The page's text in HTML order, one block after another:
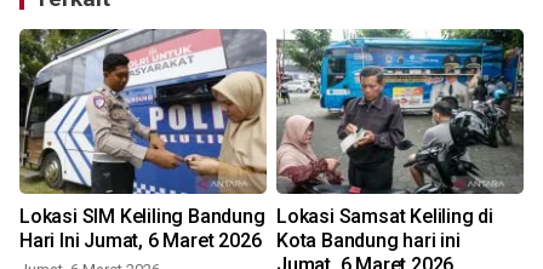
Lokasi SIM Keliling Bandung
Hari Ini Jumat, 6 Maret 2026
Lokasi Samsat Keliling di
Kota Bandung hari ini